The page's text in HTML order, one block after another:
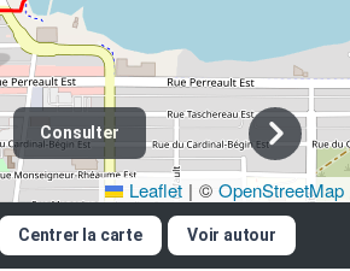
Leaflet | © OpenStreetMap
Consulter
Centrer la carte Voir autour